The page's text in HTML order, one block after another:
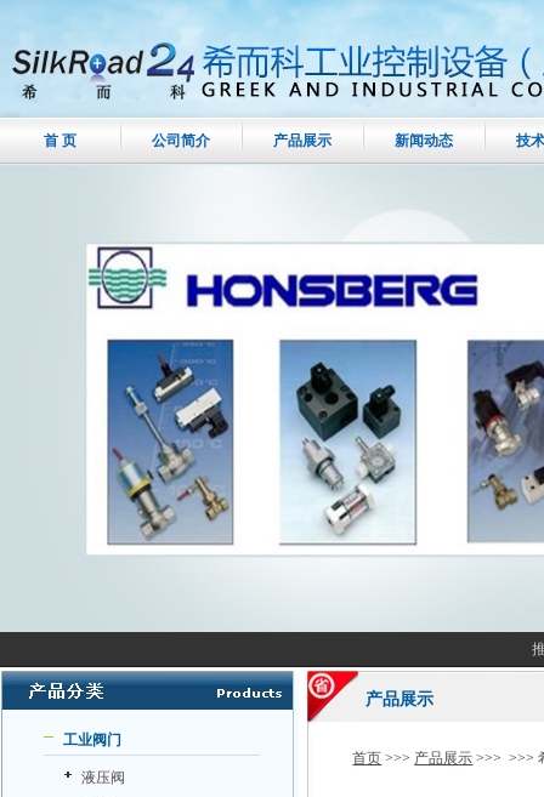
首 页 公司简介 产品展示 新闻动态 技
工业阀门
液压阀
产品展示
首页 >>> 产品展示 >>> >>>